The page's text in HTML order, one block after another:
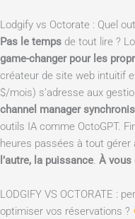
Lodgify vs Octorate : Quel
Pas le temps de tout lire ?
game-changer pour les
créateur de site web intuitif
$/mois) s’adresse aux
channel manager
outils IA comme OctoGPT.
heures passées à tout gérer
l’autre, la puissance À vous
LODGIFY VS OCTORATE :
optimiser vos réservations ?